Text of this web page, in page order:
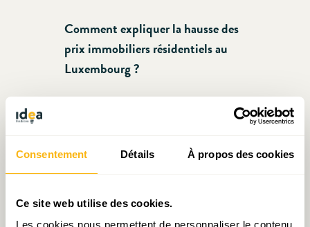
Consentement Détails À propos des cookies
Ce site web utilise des cookies.
Les cookies nous permettent de personnaliser le contenu
Comment expliquer la hausse des
prix immobiliers résidentiels au
Luxembourg ?
Y a-t-il un déficit en logements au
Et si on avait effectivement
entre 2010 et 2015 ?